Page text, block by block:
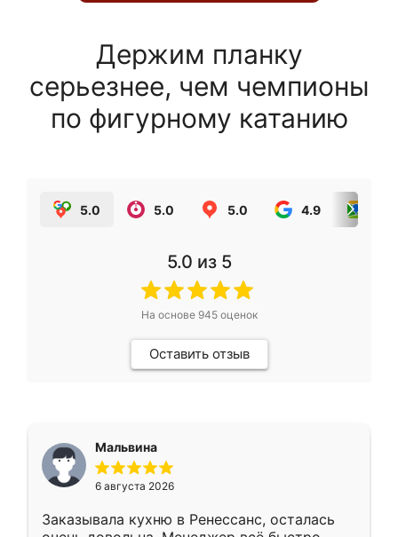
Держим планку
серьезнее, чем чемпионы
по фигурному катанию
5.0 5.0 5.0 4.9
5.0 из 5
На основе 945оценок
Оставить отзыв
Мальвина
6 августа 2026
Заказывала кухню в Ренессанс, осталась